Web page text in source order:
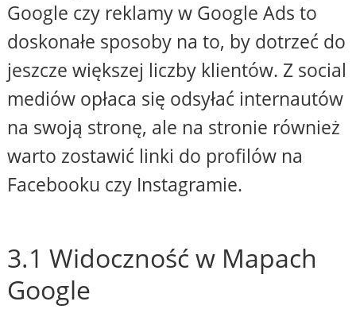
Google czy reklamy w Google Ads to
doskonałe sposoby na to, by dotrzeć do
jeszcze większej liczby klientów. Z social
mediów opłaca się odsyłać internautów
na swoją stronę, ale na stronie również
warto zostawić linki do profilów na
Facebooku czy Instagramie.
3.1 Widoczność w Mapach
Google